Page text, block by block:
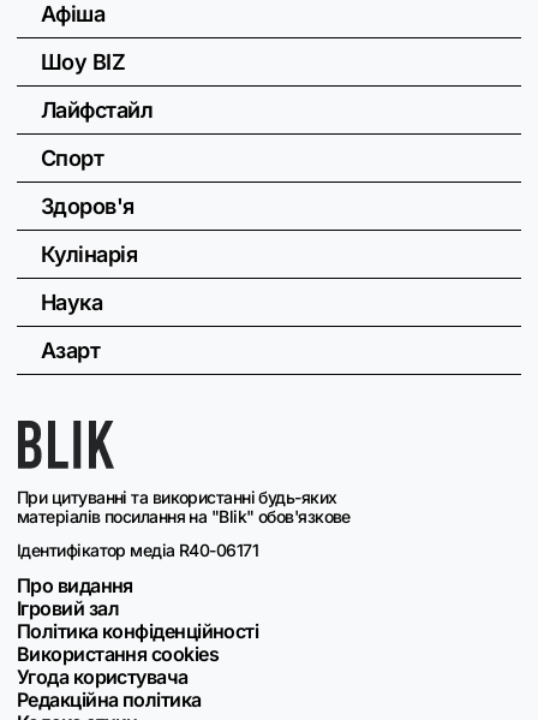
При цитуванні та використанні будь-яких
матеріалів посилання на "Blik" обов'язкове
Ідентифікатор медіа R40-06171
Про видання
Ігровий зал
Політика конфіденційності
Використання cookies
Угода користувача
Редакційна політика
Афіша
Шоу BIZ
Лайфстайл
Спорт
Здоров'я
Кулінарія
Наука
Азарт